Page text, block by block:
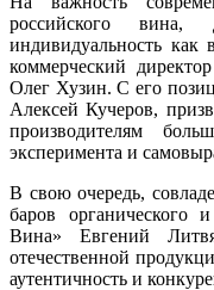
российского вина,
индивидуальность как
коммерческий
Олег Хузин. С его
Алексей Кучеров,
производителям
эксперимента и
В свою очередь,
баров органического
Вина» Евгений
отечественной
аутентичность и